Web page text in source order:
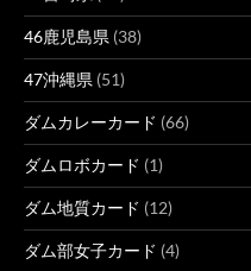
46鹿児島県 (38)
47沖縄県 (51)
ダムカレーカード (66)
ダムロボカード (1)
ダム地質カード (12)
ダム部女子カード (4)